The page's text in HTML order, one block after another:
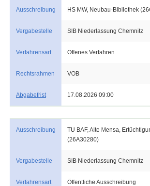
Ausschreibung HS MW, Neubau-Bibliothek
Vergabestelle SIB Niederlassung Chemnitz
Verfahrensart Offenes Verfahren
Rechtsrahmen VOB
Abgabefrist 17.08.2026 09:00
Ausschreibung
TU BAF, Alte Mensa,
(26A30280)
Vergabestelle SIB Niederlassung Chemnitz
Verfahrensart Öffentliche Ausschreibung